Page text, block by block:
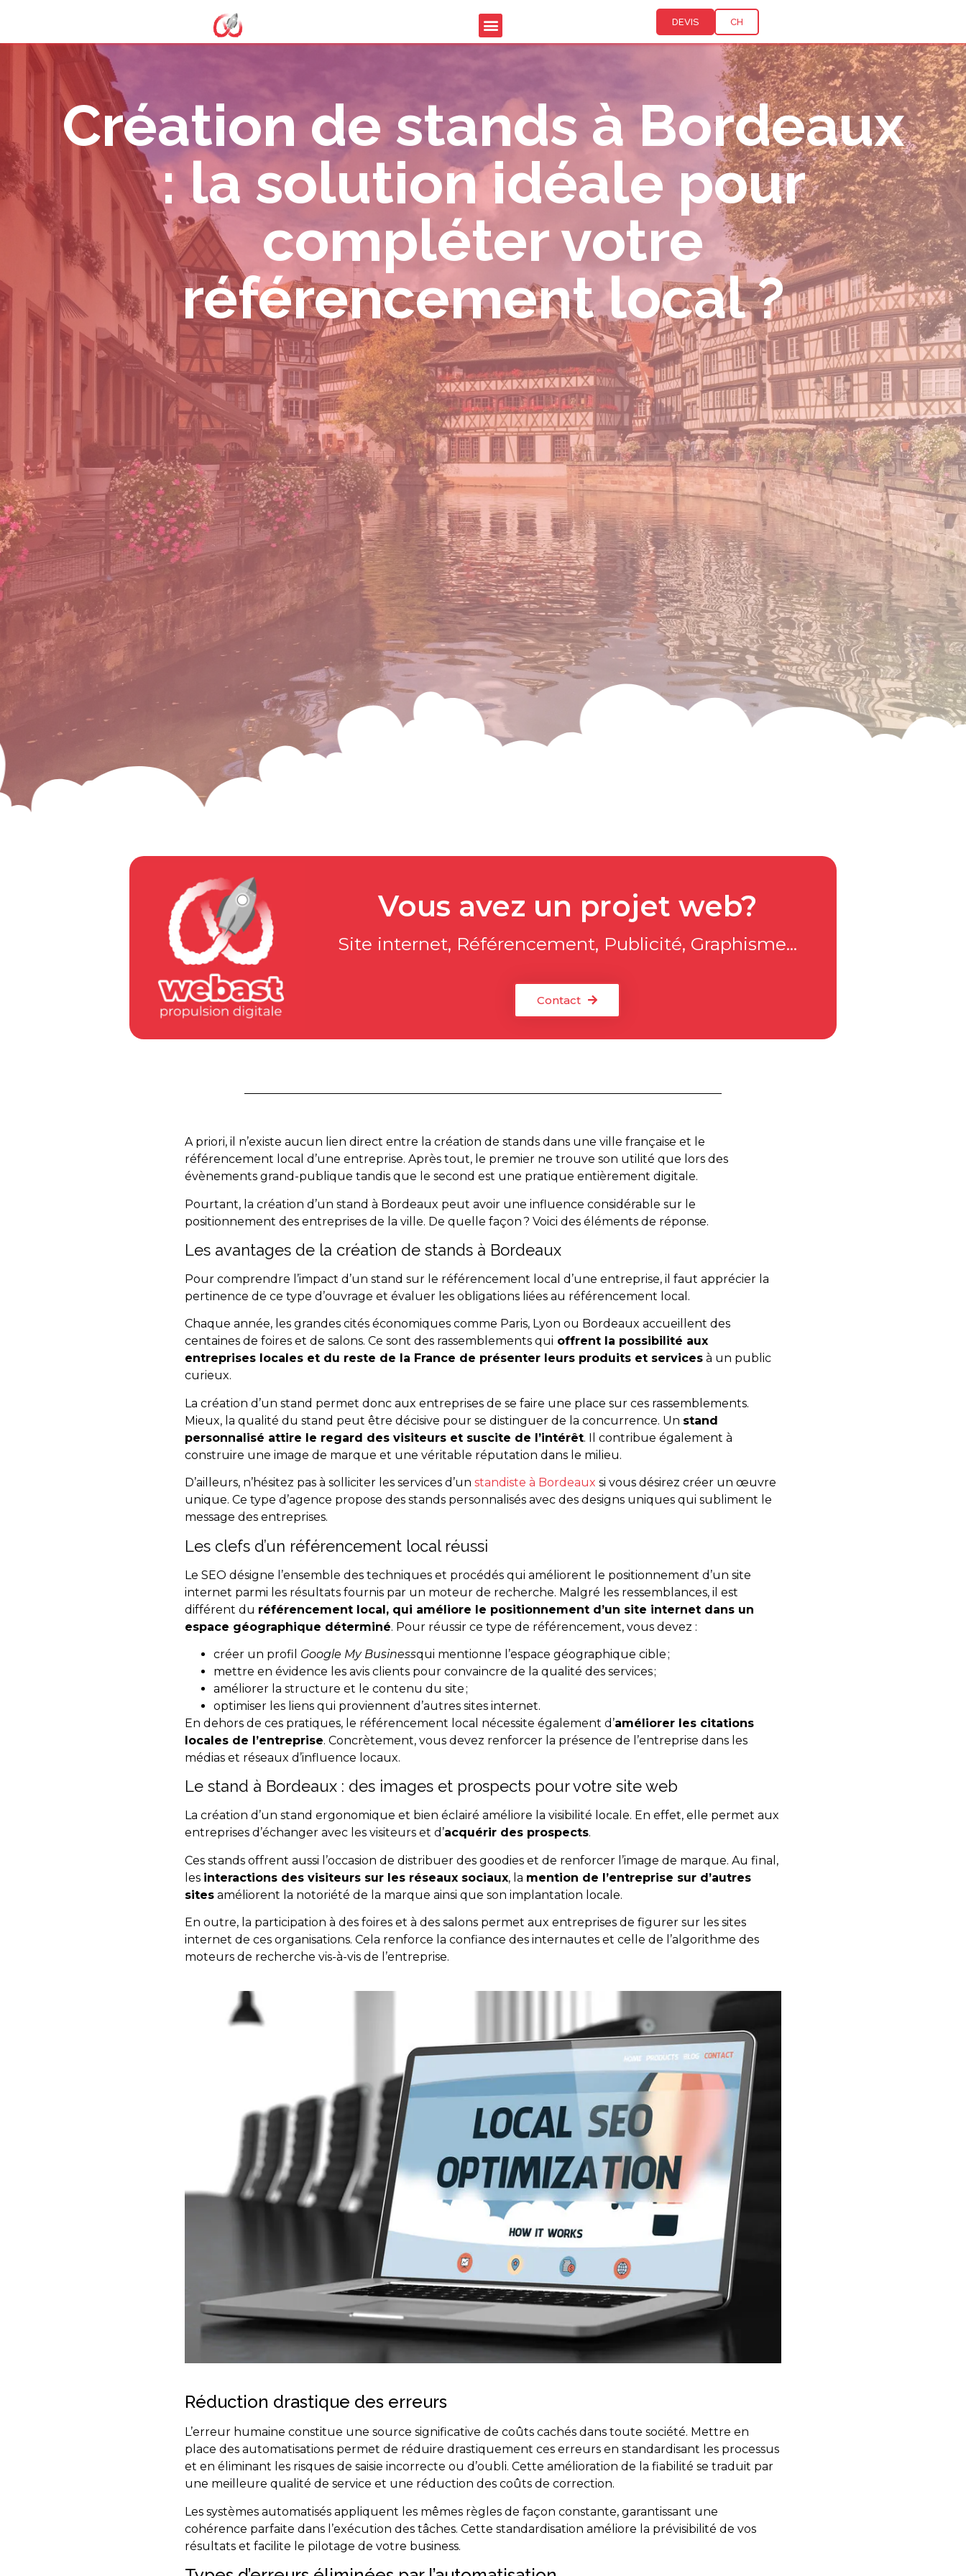
DEVIS CH
Création de stands à Bordeaux
: la solution idéale pour
compléter votre
référencement local ?
Vous avez un projet web?
Site internet, Référencement, Publicité, Graphisme...
Contact
A priori, il n’existe aucun lien direct entre la création de stands dans une ville française et le
référencement local d’une entreprise. Après tout, le premier ne trouve son utilité que lors des
évènements grand-publique tandis que le second est une pratique entièrement digitale.
Pourtant, la création d’un stand à Bordeaux peut avoir une influence considérable sur le
positionnement des entreprises de la ville. De quelle façon ? Voici des éléments de réponse.
Les avantages de la création de stands à Bordeaux
Pour comprendre l’impact d’un stand sur le référencement local d’une entreprise, il faut apprécier la
pertinence de ce type d’ouvrage et évaluer les obligations liées au référencement local.
Chaque année, les grandes cités économiques comme Paris, Lyon ou Bordeaux accueillent des
centaines de foires et de salons. Ce sont des rassemblements qui offrent la possibilité aux
entreprises locales et du reste de la France de présenter leurs produits et services à un public
curieux.
La création d’un stand permet donc aux entreprises de se faire une place sur ces rassemblements.
Mieux, la qualité du stand peut être décisive pour se distinguer de la concurrence. Un stand
personnalisé attire le regard des visiteurs et suscite de l’intérêt. Il contribue également à
construire une image de marque et une véritable réputation dans le milieu.
D’ailleurs, n’hésitez pas à solliciter les services d’un standiste à Bordeaux si vous désirez créer un œuvre
unique. Ce type d’agence propose des stands personnalisés avec des designs uniques qui subliment le
message des entreprises.
Les clefs d’un référencement local réussi
Le SEO désigne l’ensemble des techniques et procédés qui améliorent le positionnement d’un site
internet parmi les résultats fournis par un moteur de recherche. Malgré les ressemblances, il est
différent du référencement local, qui améliore le positionnement d’un site internet dans un
espace géographique déterminé. Pour réussir ce type de référencement, vous devez :
créer un profil Google My Businessqui mentionne l’espace géographique cible ;
mettre en évidence les avis clients pour convaincre de la qualité des services ;
améliorer la structure et le contenu du site ;
optimiser les liens qui proviennent d’autres sites internet.
En dehors de ces pratiques, le référencement local nécessite également d’améliorer les citations
locales de l’entreprise. Concrètement, vous devez renforcer la présence de l’entreprise dans les
médias et réseaux d’influence locaux.
Le stand à Bordeaux : des images et prospects pour votre site web
La création d’un stand ergonomique et bien éclairé améliore la visibilité locale. En effet, elle permet aux
entreprises d’échanger avec les visiteurs et d’acquérir des prospects.
Ces stands offrent aussi l’occasion de distribuer des goodies et de renforcer l’image de marque. Au final,
les interactions des visiteurs sur les réseaux sociaux, la mention de l’entreprise sur d’autres
sites améliorent la notoriété de la marque ainsi que son implantation locale.
En outre, la participation à des foires et à des salons permet aux entreprises de figurer sur les sites
internet de ces organisations. Cela renforce la confiance des internautes et celle de l’algorithme des
moteurs de recherche vis-à-vis de l’entreprise.
Réduction drastique des erreurs
L’erreur humaine constitue une source significative de coûts cachés dans toute société. Mettre en
place des automatisations permet de réduire drastiquement ces erreurs en standardisant les processus
et en éliminant les risques de saisie incorrecte ou d’oubli. Cette amélioration de la fiabilité se traduit par
une meilleure qualité de service et une réduction des coûts de correction.
Les systèmes automatisés appliquent les mêmes règles de façon constante, garantissant une
cohérence parfaite dans l’exécution des tâches. Cette standardisation améliore la prévisibilité de vos
résultats et facilite le pilotage de votre business.